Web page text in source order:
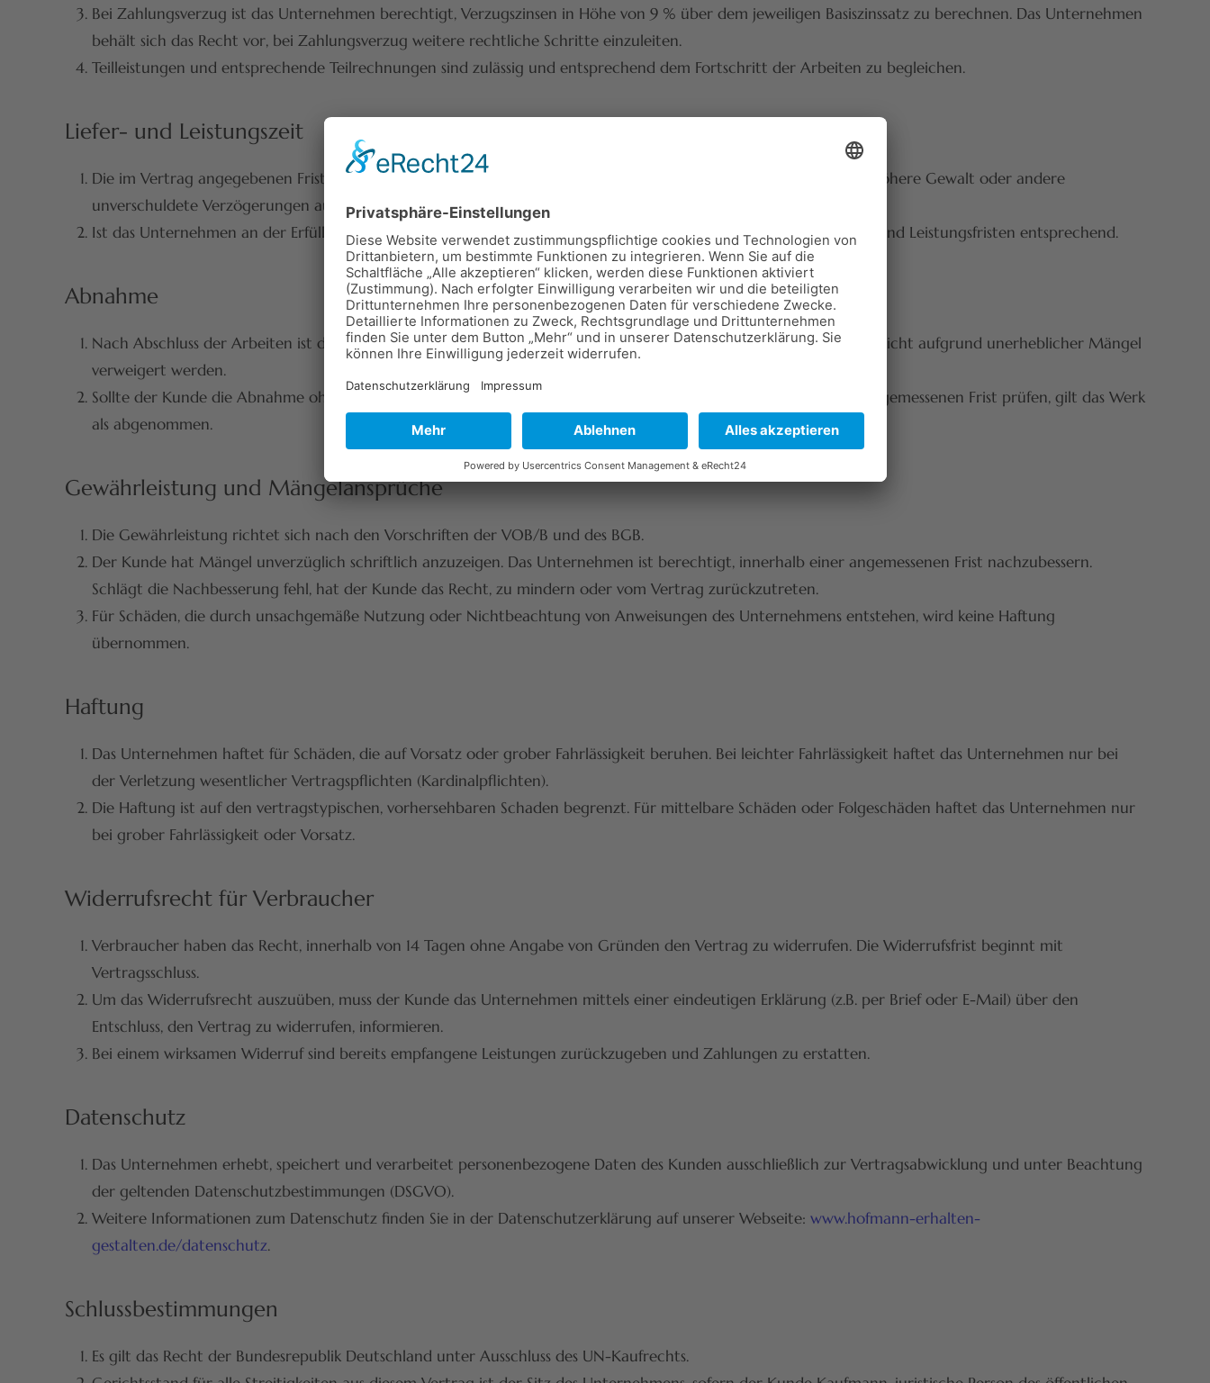
Bei Zahlungsverzug ist das Unternehmen berechtigt, Verzugszinsen in Höhe von 9 % über dem jeweiligen Basiszinssatz zu berechnen. Das Unternehmen
behält sich das Recht vor, bei Zahlungsverzug weitere rechtliche Schritte einzuleiten.
Teilleistungen und entsprechende Teilrechnungen sind zulässig und entsprechend dem Fortschritt der Arbeiten zu begleichen.
Liefer- und Leistungszeit
Die im Vertrag angegebenen Fristen und Termine sind verbindlich, sofern keine unvorhersehbaren Ereignisse wie höhere Gewalt oder andere
unverschuldete Verzögerungen auftreten.
Ist das Unternehmen an der Erfüllung des Vertrages durch solche Ereignisse gehindert, verlängern sich die Liefer- und Leistungsfristen entsprechend.
Abnahme
Nach Abschluss der Arbeiten ist der Kunde verpflichtet, das Werk unverzüglich abzunehmen. Die Abnahme kann nicht aufgrund unerheblicher Mängel
verweigert werden.
Sollte der Kunde die Abnahme ohne Angabe von Mängeln verweigern oder die Arbeiten nicht innerhalb einer angemessenen Frist prüfen, gilt das Werk
als abgenommen.
Gewährleistung und Mängelansprüche
Die Gewährleistung richtet sich nach den Vorschriften der VOB/B und des BGB.
Der Kunde hat Mängel unverzüglich schriftlich anzuzeigen. Das Unternehmen ist berechtigt, innerhalb einer angemessenen Frist nachzubessern.
Schlägt die Nachbesserung fehl, hat der Kunde das Recht, zu mindern oder vom Vertrag zurückzutreten.
Für Schäden, die durch unsachgemäße Nutzung oder Nichtbeachtung von Anweisungen des Unternehmens entstehen, wird keine Haftung
übernommen.
Haftung
Das Unternehmen haftet für Schäden, die auf Vorsatz oder grober Fahrlässigkeit beruhen. Bei leichter Fahrlässigkeit haftet das Unternehmen nur bei
der Verletzung wesentlicher Vertragspflichten (Kardinalpflichten).
Die Haftung ist auf den vertragstypischen, vorhersehbaren Schaden begrenzt. Für mittelbare Schäden oder Folgeschäden haftet das Unternehmen nur
bei grober Fahrlässigkeit oder Vorsatz.
Widerrufsrecht für Verbraucher
Verbraucher haben das Recht, innerhalb von 14 Tagen ohne Angabe von Gründen den Vertrag zu widerrufen. Die Widerrufsfrist beginnt mit
Vertragsschluss.
Um das Widerrufsrecht auszuüben, muss der Kunde das Unternehmen mittels einer eindeutigen Erklärung (z.B. per Brief oder E-Mail) über den
Entschluss, den Vertrag zu widerrufen, informieren.
Bei einem wirksamen Widerruf sind bereits empfangene Leistungen zurückzugeben und Zahlungen zu erstatten.
Datenschutz
Das Unternehmen erhebt, speichert und verarbeitet personenbezogene Daten des Kunden ausschließlich zur Vertragsabwicklung und unter Beachtung
der geltenden Datenschutzbestimmungen (DSGVO).
Weitere Informationen zum Datenschutz finden Sie in der Datenschutzerklärung auf unserer Webseite: www.hofmann-erhalten-
gestalten.de/datenschutz.
Schlussbestimmungen
Es gilt das Recht der Bundesrepublik Deutschland unter Ausschluss des UN-Kaufrechts.